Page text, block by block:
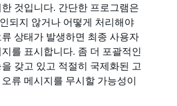
것입니다. 간단한 프로그램은
되지 않거나 어떻게 처리해야
상태가 발생하면 최종 사용자
를 표시합니다. 좀 더 포괄적인
갖고 있고 적절히 국제화된 고
류 메시지를 무시할 가능성이